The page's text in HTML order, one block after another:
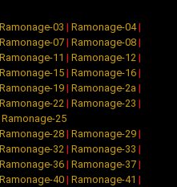
Ramonage-03 | Ramonage-04|
Ramonage-07| Ramonage-08|
Ramonage-11 | Ramonage-12|
Ramonage-15| Ramonage-16|
Ramonage-19| Ramonage-2a |
Ramonage-22 | Ramonage-23 |
Ramonage-25
Ramonage-28| Ramonage-29|
Ramonage-32| Ramonage-33 |
Ramonage-36| Ramonage-37|
Ramonage-40| Ramonage-41 |